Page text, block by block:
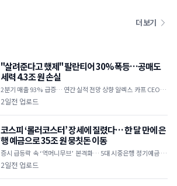
더 보기
"살려준다고 했제" 팔란티어 30% 폭등…공매도
세력 4.3조 원 손실
2분기 매출 93% 급증… 연간 실적 전망 상향 알렉스 카프 CEO "A
I 수요 상상을 초월하는 수준" 하루 만에 30억 달러 손실… 공매도
2일전 업로드
코스피 ‘롤러코스터’ 장세에 질렸다… 한 달 만에 은
행 예금으로 35조 원 뭉칫돈 이동
증시 급등락 속 ‘역머니무브’ 본격화… 5대 시중은행 정기예금 35
조 원 급증 한국은행 기준금리 인상 여파, 연 3%대 예금 금리 매력
2일전 업로드